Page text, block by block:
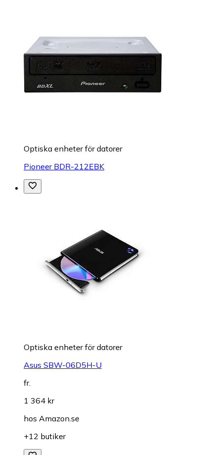
Optiska enheter för datorer
Pioneer BDR-212EBK
Optiska enheter för datorer
Asus SBW-06D5H-U
fr.
1 364 kr
hos Amazon.se
+12 butiker